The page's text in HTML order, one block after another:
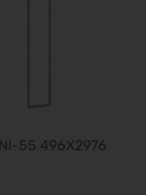
55 496X2976